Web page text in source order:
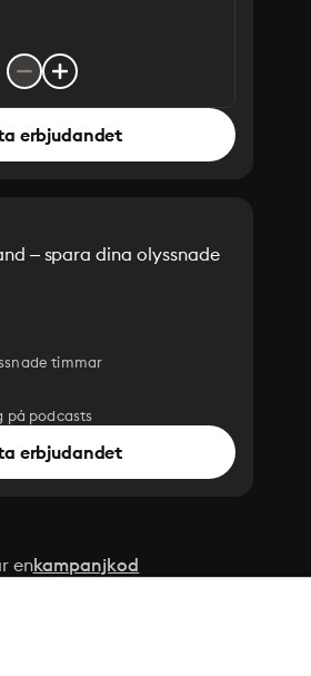
erbjudandet
– spara dina olyssnade
timmar
på podcasts
erbjudandet
enkampanjkod